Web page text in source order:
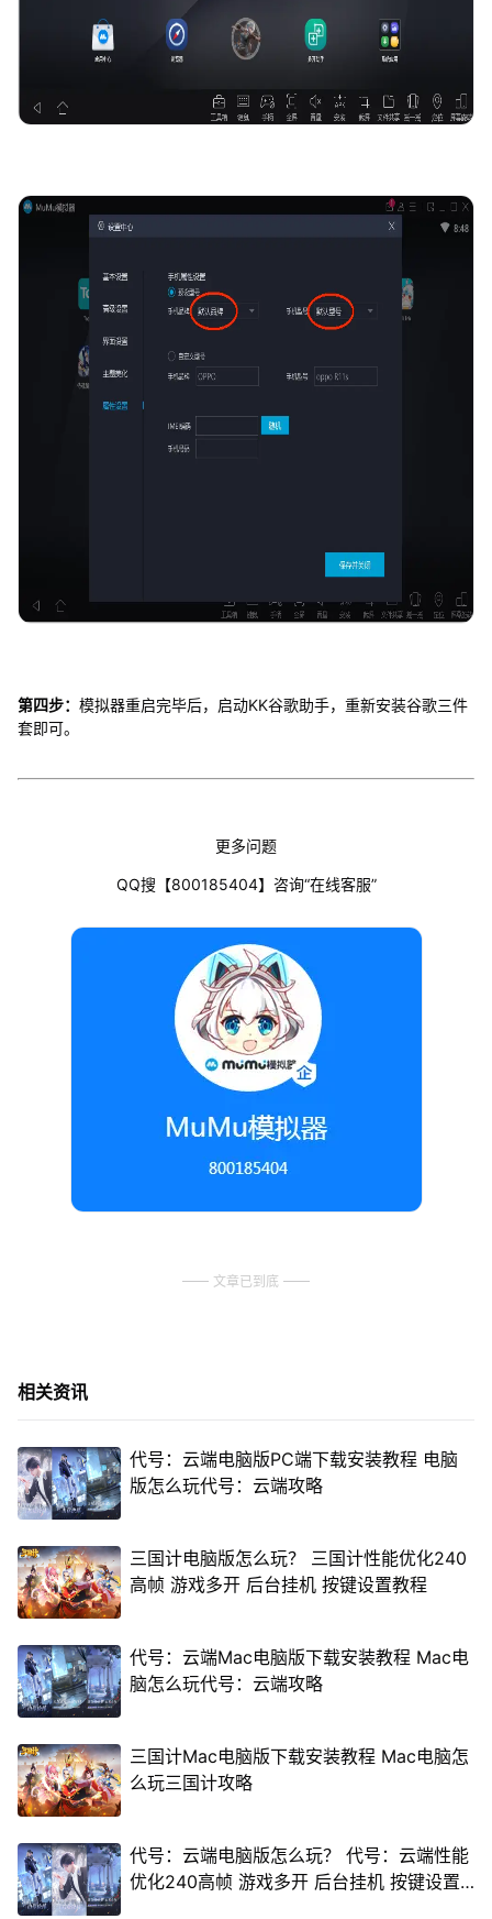
第四步： 模拟器重启完毕后，启动KK谷歌助手，重新安装谷歌三件
套即可。
更多问题
QQ搜【800185404】咨询“在线客服”
文章已到底
相关资讯
代号：云端电脑版PC端下载安装教程 电脑
版怎么玩代号：云端攻略
三国计电脑版怎么玩？ 三国计性能优化240
高帧 游戏多开 后台挂机 按键设置教程
代号：云端Mac电脑版下载安装教程 Mac电
脑怎么玩代号：云端攻略
三国计Mac电脑版下载安装教程 Mac电脑怎
么玩三国计攻略
代号：云端电脑版怎么玩？ 代号：云端性能
优化240高帧 游戏多开 后台挂机 按键设置